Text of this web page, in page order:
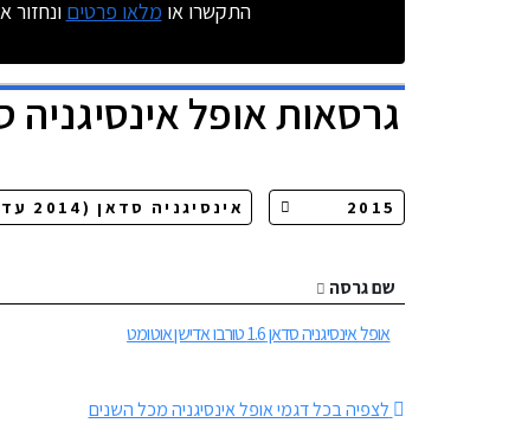
התקשרו או מלאו פרטים
גרסאותאופל אינסיגניה
שם גרסה
אופל אינסיגניה סדאן 1.6 טורבו אדישן אוטומט
לצפיה בכל דגמי אופל אינסיגניה מכל השנים